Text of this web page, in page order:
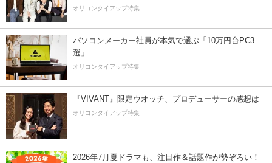
オリコンタイアップ特集
パソコンメーカー社員が本気で選ぶ「10万円台PC3
選」
オリコンタイアップ特集
『VIVANT』限定ウオッチ、プロデューサーの感想は
オリコンタイアップ特集
2026年7月夏ドラマも、注目作＆話題作が勢ぞろい！